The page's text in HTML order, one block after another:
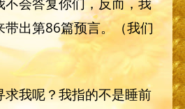
带出第86篇预言。（我们
我呢？我指的不是睡前